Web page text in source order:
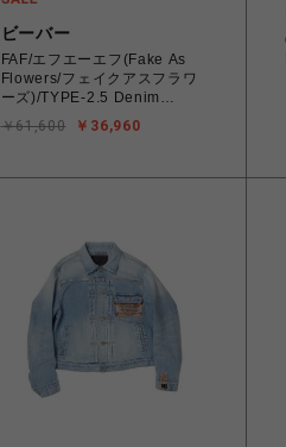
ビーバー
FAF/エフエーエフ(Fake As
Flowers/フェイクアスフラワ
ーズ)/TYPE-2.5 Denim
￥36,960
￥61,600